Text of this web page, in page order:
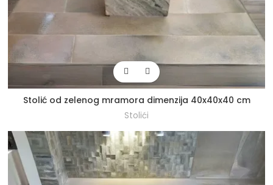
Stolić od zelenog mramora dimenzija 40x40x40 cm
Stolići